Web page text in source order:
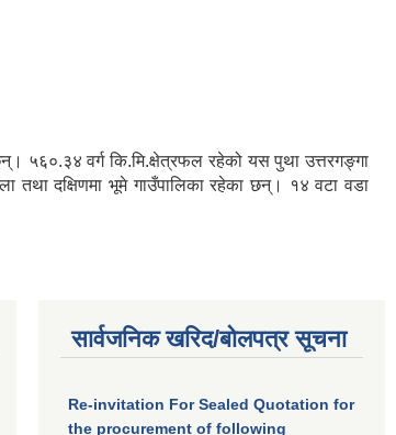
५६०.३४ वर्ग कि.मि.क्षेत्रफल रहेको यस पुथा उत्तरगङ्गा
तथा दक्षिणमा भूमे गाउँपालिका रहेका छन्। १४ वटा वडा
सार्वजनिक खरिद/बोलपत्र सूचना
Re-invitation For Sealed Quotation for
the procurement of following